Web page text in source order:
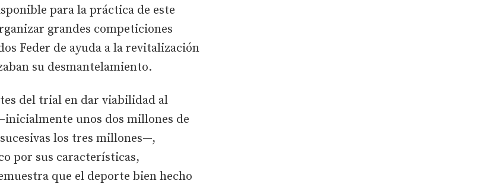
para la práctica de este
grandes competiciones
Feder de ayuda a la revitalización
su desmantelamiento.
del trial en dar viabilidad al
unos dos millones de
los tres millones—,
por sus características,
que el deporte bien hecho